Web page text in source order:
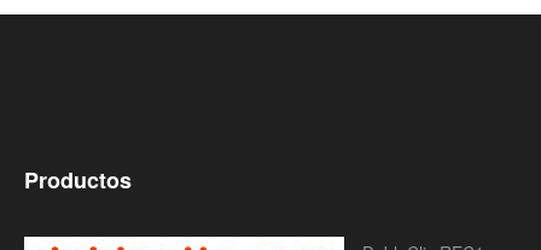
Productos